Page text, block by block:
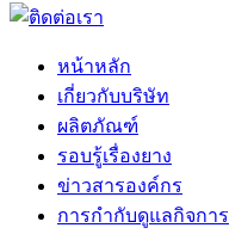
ติดต่อ
หน้าหลัก
เกี่ยวกับบริษัท
ผลิตภัณฑ์
รอบรู้เรื่องยาง
ข่าวสารองค์กร
การกำกับดูแลกิจการ